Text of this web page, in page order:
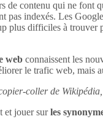
de contenu qui ne font
pas indexés. Les
plus difficiles à
web connaissent les
le trafic web, mais
coller de
et jouer surles